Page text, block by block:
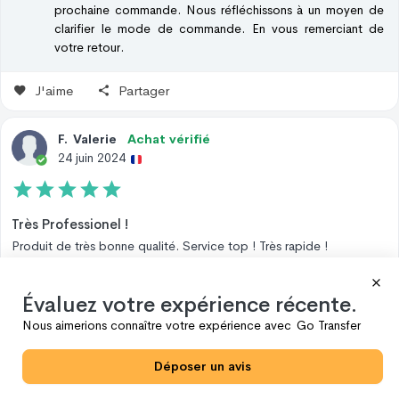
prochaine commande. Nous réfléchissons à un moyen de
clarifier le mode de commande. En vous remerciant de
votre retour.
J'aime Partager
F. Valerie
Achat vérifié
24 juin 2024
Très Professionel !
Produit de très bonne qualité. Service top ! Très rapide !
La réponse de Go Transfer
24 juin 2024 15:09 PM
Nous sommes ravis que vous soyez satisfaite. Merci !
Évaluez votre expérience récente.
Nous aimerions connaître votre expérience avec Go Transfer
Déposer un avis